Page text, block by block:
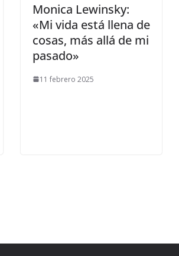
​Monica Lewinsky:
«Mi vida está llena de
cosas, más allá de mi
pasado»
11 febrero 2025